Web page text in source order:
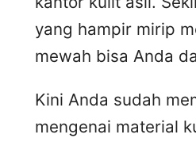
yang hampir mirip
mewah bisa Anda
Kini Anda sudah
mengenai material